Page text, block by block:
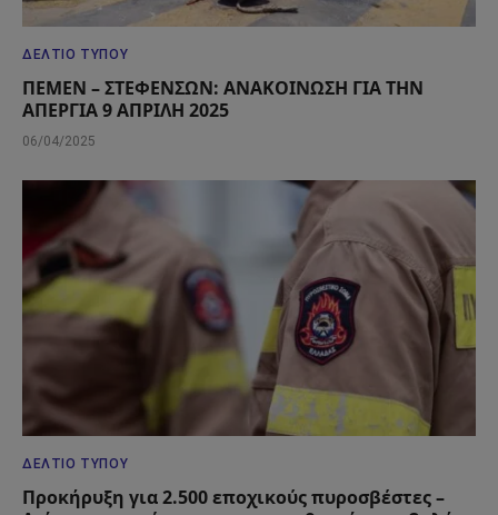
ΔΕΛΤΊΟ ΤΎΠΟΥ
ΠΕΜΕΝ – ΣΤΕΦΕΝΣΩΝ: ΑΝΑΚΟΙΝΩΣΗ ΓΙΑ ΤΗΝ
ΑΠΕΡΓΙΑ 9 ΑΠΡΙΛΗ 2025
06/04/2025
ΔΕΛΤΊΟ ΤΎΠΟΥ
Προκήρυξη για 2.500 εποχικούς πυροσβέστες –